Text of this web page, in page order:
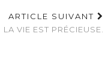
ARTICLE SUIVANT
LA VIE EST PRÉCIEUSE.